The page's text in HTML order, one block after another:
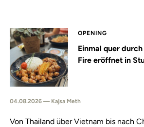
OPENING
Einmal quer
Fire eröffnet in
04.08.2026 — Kajsa Meth
Von Thailand über Vietnam bis nach